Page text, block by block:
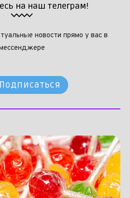
на наш телеграм!
новости прямо у вас в
Подписаться